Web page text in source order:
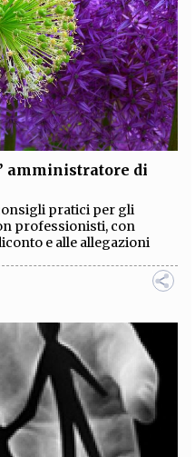
amministratore di
pratici per gli
professionisti, con
e alle allegazioni